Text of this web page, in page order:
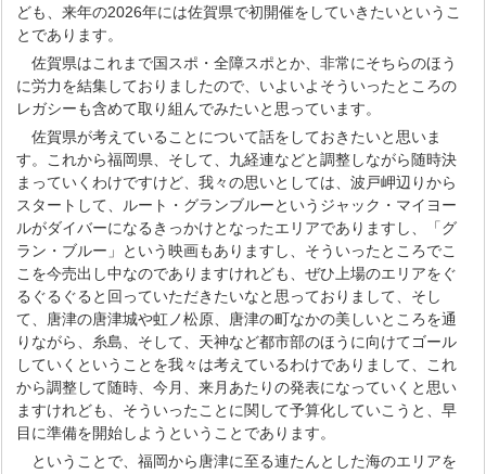
ども、来年の2026年には佐賀県で初開催をしていきたいというこ
とであります。
佐賀県はこれまで国スポ・全障スポとか、非常にそちらのほう
に労力を結集しておりましたので、いよいよそういったところの
レガシーも含めて取り組んでみたいと思っています。
佐賀県が考えていることについて話をしておきたいと思いま
す。これから福岡県、そして、九経連などと調整しながら随時決
まっていくわけですけど、我々の思いとしては、波戸岬辺りから
スタートして、ルート・グランブルーというジャック・マイヨー
ルがダイバーになるきっかけとなったエリアでありますし、「グ
ラン・ブルー」という映画もありますし、そういったところでこ
こを今売出し中なのでありますけれども、ぜひ上場のエリアをぐ
るぐるぐると回っていただきたいなと思っておりまして、そし
て、唐津の唐津城や虹ノ松原、唐津の町なかの美しいところを通
りながら、糸島、そして、天神など都市部のほうに向けてゴール
していくということを我々は考えているわけでありまして、これ
から調整して随時、今月、来月あたりの発表になっていくと思い
ますけれども、そういったことに関して予算化していこうと、早
目に準備を開始しようということであります。
ということで、福岡から唐津に至る連たんとした海のエリアを